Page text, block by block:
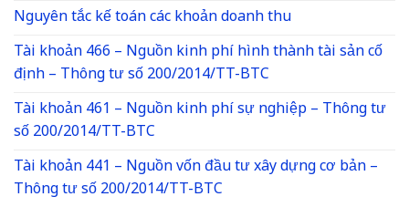
Nguyên tắc kế toán các khoản doanh thu
Tài khoản 466 – Nguồn kinh phí hình thành tài sản cố
định – Thông tư số 200/2014/TT-BTC
Tài khoản 461 – Nguồn kinh phí sự nghiệp – Thông tư
số 200/2014/TT-BTC
Tài khoản 441 – Nguồn vốn đầu tư xây dựng cơ bản –
Thông tư số 200/2014/TT-BTC